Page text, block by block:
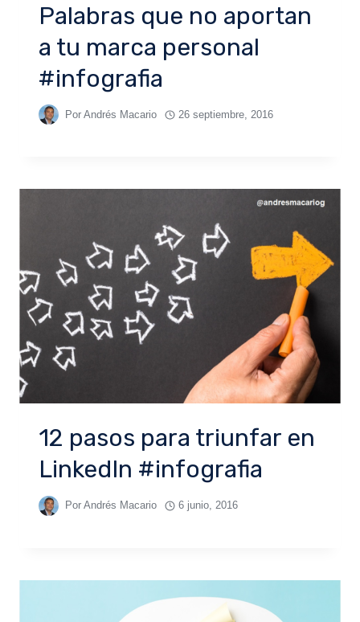
Palabras que no aportan
a tu marca personal
#infografia
Por Andrés Macario 26 septiembre, 2016
12 pasos para triunfar en
LinkedIn #infografia
Por Andrés Macario 6 junio, 2016